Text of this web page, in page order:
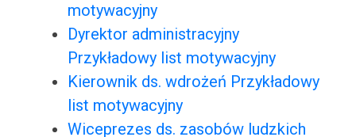
motywacyjny
Dyrektor administracyjny
Przykładowy list motywacyjny
Kierownik ds. wdrożeń Przykładowy
list motywacyjny
Wiceprezes ds. zasobów ludzkich